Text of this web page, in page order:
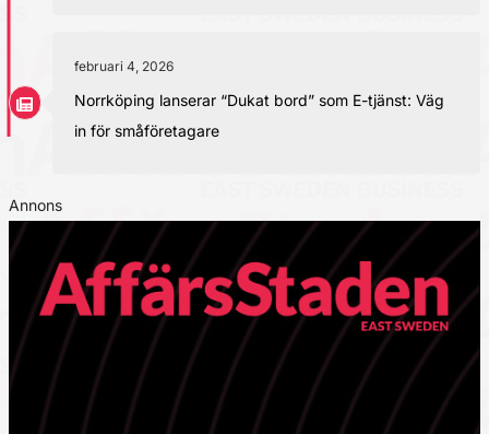
februari 4, 2026
Norrköping lanserar “Dukat bord” som E-tjänst: Väg
in för småföretagare
Annons